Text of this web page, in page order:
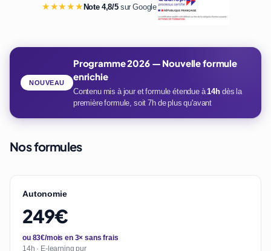
★★★★★Note 4,8/5sur Google
Programme 2026 — Nouvelle formule
enrichie
Contenu mis à jour et formule étendue à14hdès la
première formule, soit 7h de plus qu'avant
NOUVEAU
Nos formules
Autonomie
249€
ou 83€/mois en 3× sans frais
14h · E-learning pur